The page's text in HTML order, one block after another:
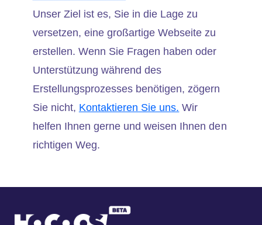
Unser Ziel ist es, Sie in die Lage zu
versetzen, eine großartige Webseite zu
erstellen. Wenn Sie Fragen haben oder
Unterstützung während des
Erstellungsprozesses benötigen, zögern
Sie nicht, Kontaktieren Sie uns. Wir
helfen Ihnen gerne und weisen Ihnen den
richtigen Weg.